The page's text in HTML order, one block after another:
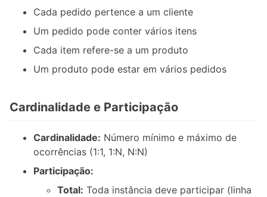
Cada pedido pertence a um cliente
Um pedido pode conter vários itens
Cada item refere-se a um produto
Um produto pode estar em vários pedidos
Cardinalidade e Participação
Cardinalidade: Número mínimo e máximo de
ocorrências (1:1, 1:N, N:N)
Participação:
Total: Toda instância deve participar (linha